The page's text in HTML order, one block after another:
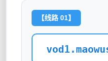
【线路 01】